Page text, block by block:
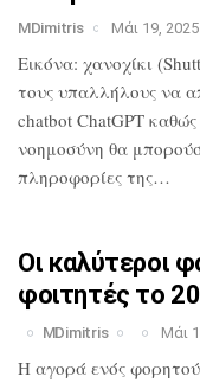
MDimitris Μάι 19, 2025
Εικόνα: χανοχίκι
τους υπαλλήλους να
chatbot ChatGPT
νοημοσύνη θα
πληροφορίες της…
Οι καλύτεροι
φοιτητές το
MDimitris Μάι
Η αγορά ενός